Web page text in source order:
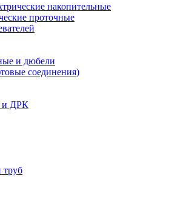
накопительные
проточные
и дюбели
соединения)
и ДРК
труб